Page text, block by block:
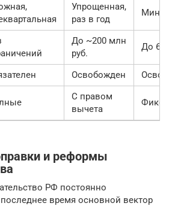
Упрощенная,
раз в год
До ~200 млн
руб.
До 60
Освобожден
С правом
вычета
и реформы
РФ постоянно
время основной вектор